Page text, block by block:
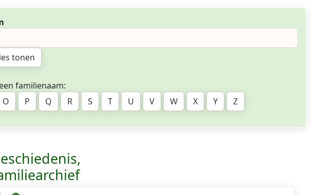
tonen
familienaam:
O P Q R S T U V W X Y Z